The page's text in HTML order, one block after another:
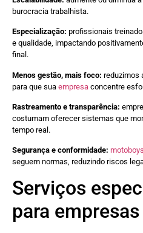
burocracia trabalhista.
Especialização: profissionais
e qualidade, impactando
final.
Menos gestão, mais foco: reduzimos
para que sua empresa concentre
Rastreamento e transparência:
costumam oferecer sistemas que
tempo real.
Segurança e conformidade: motoboys
seguem normas, reduzindo riscos
Serviços
para